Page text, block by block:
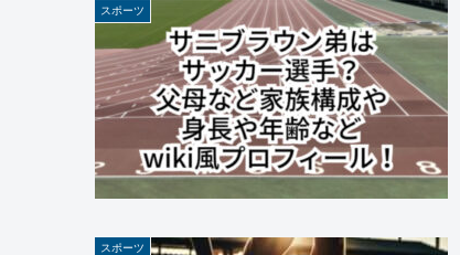
スポーツ
スポーツ